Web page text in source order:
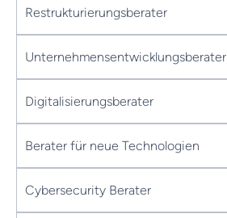
Restrukturierungsberater
Unternehmensentwicklungsberater
Digitalisierungsberater
Berater für neue Technologien
Cybersecurity Berater